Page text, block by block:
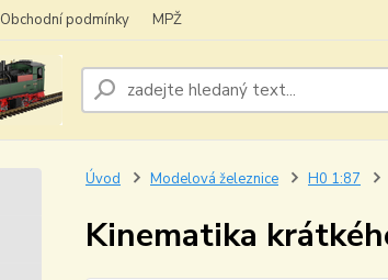
Obchodní podmínky MPŽ
Úvod Modelová železnice H0 1:87
Kinematika